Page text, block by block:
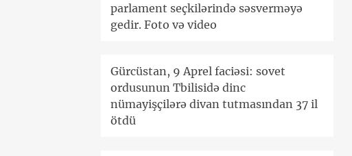
parlament seçkilərində səsverməyə
gedir. Foto və video
Gürcüstan, 9 Aprel faciəsi: sovet
ordusunun Tbilisidə dinc
nümayişçilərə divan tutmasından 37 il
ötdü